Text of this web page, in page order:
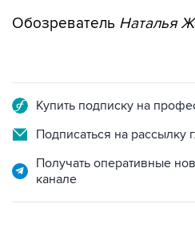
Обозреватель Наталья
Купить подписку на
Подписаться на рассылку
Получать оперативные
канале